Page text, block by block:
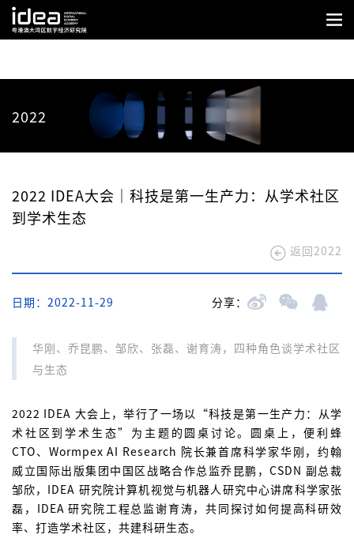
2022
2022 IDEA大会｜科技是第一生产力：从学术社区
到学术生态
返回2022
日期：2022-11-29 分享：
华刚、乔昆鹏、邹欣、张磊、谢育涛，四种角色谈学术社区
与生态
2022 IDEA 大会上，举行了一场以“科技是第一生产力：从学
术社区到学术生态”为主题的圆桌讨论。圆桌上，便利蜂
CTO、Wormpex AI Research 院长兼首席科学家华刚，约翰
威立国际出版集团中国区战略合作总监乔昆鹏，CSDN 副总裁
邹欣，IDEA 研究院计算机视觉与机器人研究中心讲席科学家张
磊，IDEA 研究院工程总监谢育涛，共同探讨如何提高科研效
率、打造学术社区，共建科研生态。